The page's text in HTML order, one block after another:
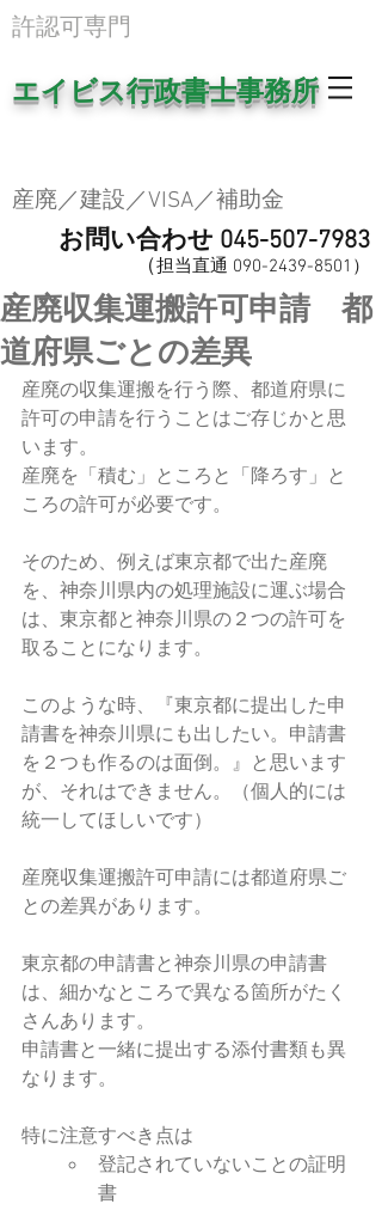
​許認可専門
エイビス行政書士事務所
産廃／建設／VISA／補助金
お問い合わせ 045-507-7983
（担当直通 090-2439-8501 ​）
産廃収集運搬許可申請 都
道府県ごとの差異
産廃の収集運搬を行う際、都道府県に
許可の申請を行うことはご存じかと思
います。
産廃を「積む」ところと「降ろす」と
ころの許可が必要です。
そのため、例えば東京都で出た産廃
を、神奈川県内の処理施設に運ぶ場合
は、東京都と神奈川県の２つの許可を
取ることになります。
このような時、『東京都に提出した申
請書を神奈川県にも出したい。申請書
を２つも作るのは面倒。』と思います
が、それはできません。（個人的には
統一してほしいです）
産廃収集運搬許可申請には都道府県ご
との差異があります。
東京都の申請書と神奈川県の申請書
は、細かなところで異なる箇所がたく
さんあります。
申請書と一緒に提出する添付書類も異
なります。
特に注意すべき点は
登記されていないことの証明
書